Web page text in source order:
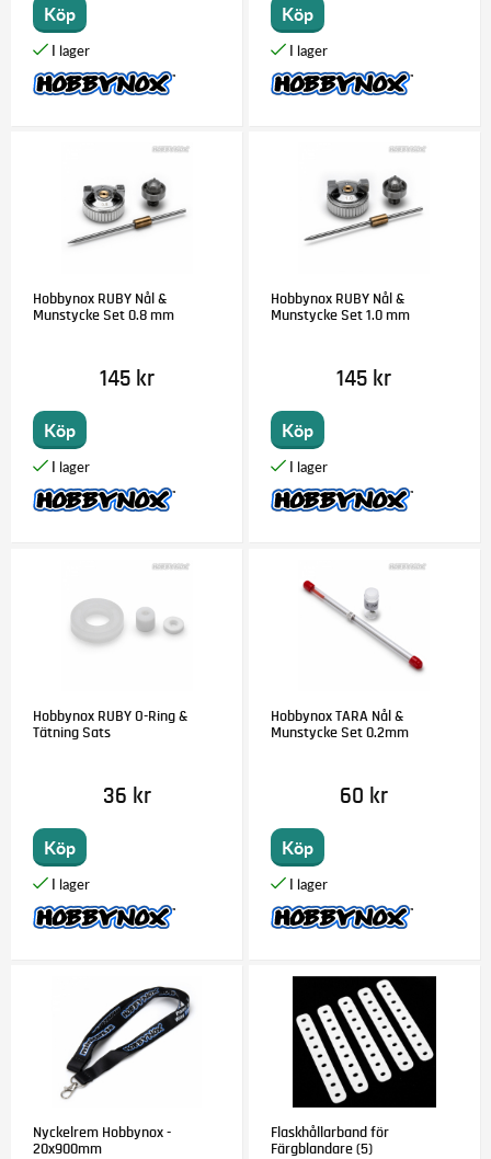
Köp Köp
Hobbynox RUBY Nål &
Munstycke Set 0.8 mm
145 kr
Köp
Hobbynox RUBY Nål &
Munstycke Set 1.0 mm
145 kr
Köp
Hobbynox RUBY O-Ring &
Tätning Sats
36 kr
Köp
Hobbynox TARA Nål &
Munstycke Set 0.2mm
60 kr
Köp
Nyckelrem Hobbynox -
20x900mm
Flaskhållarband för
Färgblandare (5)